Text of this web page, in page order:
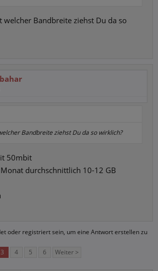
welcher Bandbreite ziehst Du da so
Bandbreite ziehst Du da so wirklich?
50mbit
durchschnittlich 10-12 GB
oder registriert sein, um eine Antwort erstellen zu
3 4 5 6 Weiter >